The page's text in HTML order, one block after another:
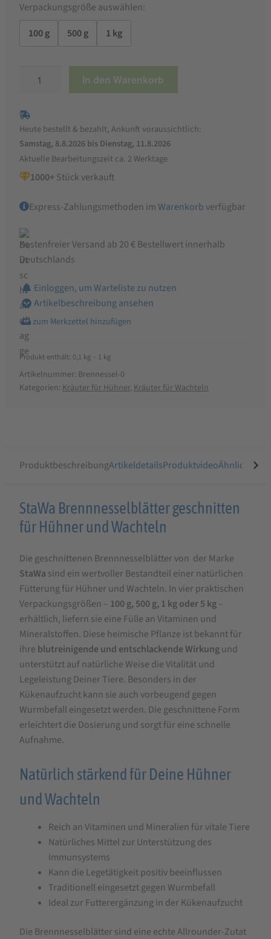
Verpackungsgröße auswählen:
100 g
500 g 1 kg
Brennnesselblätter
für
Hühner
und
Wachteln
Menge
In den Warenkorb
Heute bestellt & bezahlt, Ankunft voraussichtlich:
Samstag, 8.8.2026 bis Dienstag, 11.8.2026
Aktuelle Bearbeitungszeit ca. 2 Werktage
1000+Stück verkauft
Express-Zahlungsmethoden imWarenkorb verfügbar
Kostenfreier Versand ab 20 € Bestellwert innerhalb
Deutschlands
Einloggen, um Warteliste zu nutzen
Artikelbeschreibung ansehen
Produkt enthält: 0,1 kg – 1 kg
Artikelnummer: Brennessel-0
Kategorien: Kräuter für Hühner, Kräuter für Wachteln
ProduktbeschreibungArtikeldetailsProduktvideoÄhnliche
Produktbeschreibung
für
Brennnesselblätter
geschnitten
für
Hühner
und
Wachteln
StaWa Brennnesselblätter geschnitten
für Hühner und Wachteln
Die geschnittenen Brennnesselblätter von der Marke
StaWa sind ein wertvoller Bestandteil einer natürlichen
Fütterung für Hühner und Wachteln. In vier praktischen
Verpackungsgrößen – 100 g, 500 g, 1 kg oder 5 kg
erhältlich, liefern sie eine Fülle an Vitaminen und
Mineralstoffen. Diese heimische Pflanze ist bekannt für
ihre blutreinigende und entschlackende Wirkungund
unterstützt auf natürliche Weise die Vitalität und
Legeleistung Deiner Tiere. Besonders in der
Kükenaufzucht kann sie auch vorbeugend gegen
Wurmbefall eingesetzt werden. Die geschnittene Form
erleichtert die Dosierung und sorgt für eine schnelle
Aufnahme.
Natürlich stärkend für Deine Hühner
und Wachteln
Reich an Vitaminen und Mineralien für vitale Tiere
Natürliches Mittel zur Unterstützung des
Immunsystems
Kann die Legetätigkeit positiv beeinflussen
Traditionell eingesetzt gegen Wurmbefall
Ideal zur Futterergänzung in der Kükenaufzucht
Die Brennnesselblätter sind eine echte Allrounder-Zutat